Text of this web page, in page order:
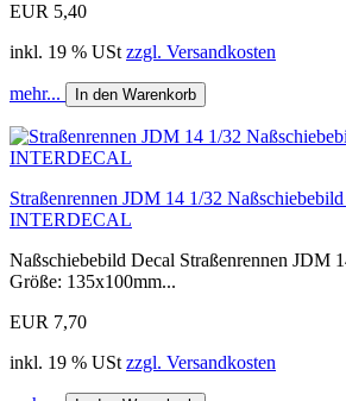
EUR 5,40
inkl. 19 % USt zzgl. Versandkosten
mehr... In den Warenkorb
Straßenrennen JDM 14 1/32
INTERDECAL
Naßschiebebild Decal Straßenrennen JDM
Größe: 135x100mm...
EUR 7,70
inkl. 19 % USt zzgl. Versandkosten